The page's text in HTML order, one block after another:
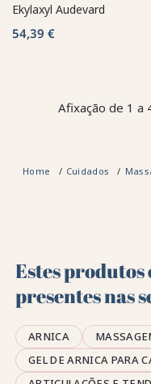
Ekylaxyl Audevard
54,39 €
Afixação de 1
Home Cuidados
Estes produtos
presentes nas
ARNICA
GEL DE ARNICA PARA